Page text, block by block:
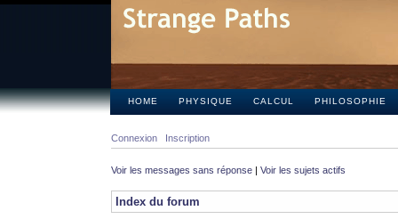
HOME PHYSIQUE CALCUL PHILOSOPHIE
Connexion Inscription
Voir les messages sans réponse | Voir les sujets actifs
Index du forum